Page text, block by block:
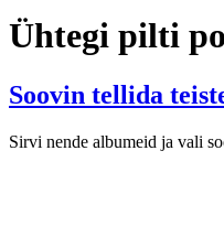
Ühtegi pilti
Soovin tellida
Sirvi nende albumeid ja vali